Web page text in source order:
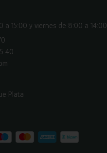
a 15:00 y viernes de 8:00 a 14:00
40
Plata